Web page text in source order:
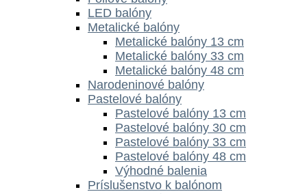
LED balóny
Metalické balóny
Metalické balóny 13 cm
Metalické balóny 33 cm
Metalické balóny 48 cm
Narodeninové balóny
Pastelové balóny
Pastelové balóny 13 cm
Pastelové balóny 30 cm
Pastelové balóny 33 cm
Pastelové balóny 48 cm
Výhodné balenia
Príslušenstvo k balónom